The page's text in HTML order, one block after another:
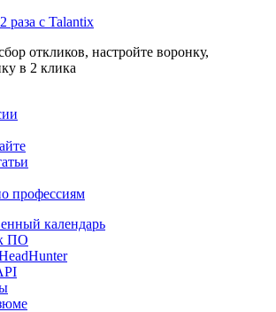
раза с Talantix
откликов, настройте воронку,
в 2 клика
профессиям
календарь
ПО